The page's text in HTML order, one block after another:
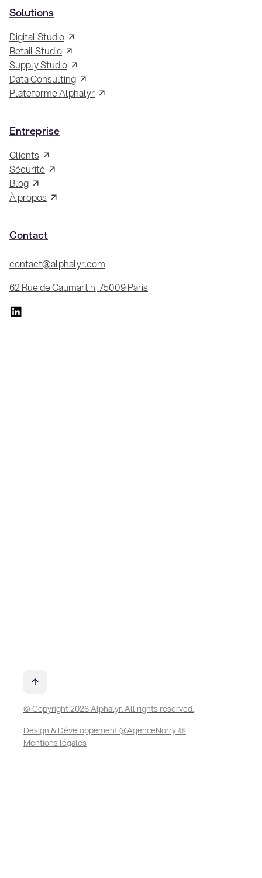
Solutions
Digital Studio
Retail Studio
Supply Studio
Data Consulting
Plateforme Alphalyr
Entreprise
Clients
Sécurité
Blog
À propos
Contact
contact@alphalyr.com
62 Rue de Caumartin, 75009 Paris
© Copyright 2026 Alphalyr. All rights reserved.
Design & Développement @AgenceNorry 🫶
Mentions légales